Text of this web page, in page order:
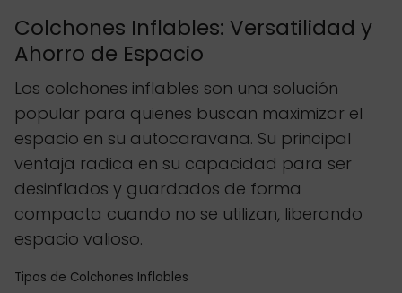
Colchones Inflables: Versatilidad y
Ahorro de Espacio
Los colchones inflables son una solución
popular para quienes buscan maximizar el
espacio en su autocaravana. Su principal
ventaja radica en su capacidad para ser
desinflados y guardados de forma
compacta cuando no se utilizan, liberando
espacio valioso.
Tipos de Colchones Inflables